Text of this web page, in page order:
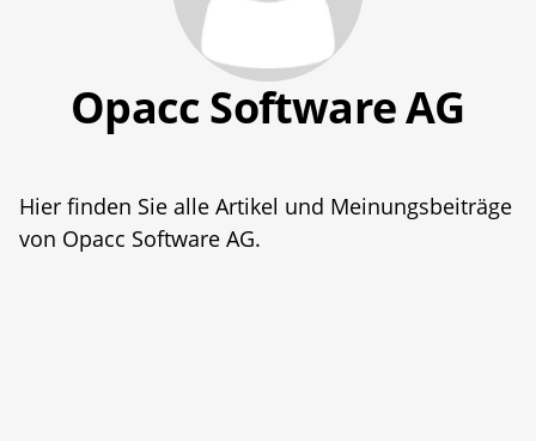
Opacc Software AG
Hier finden Sie alle Artikel und Meinungsbeiträge
von Opacc Software AG.